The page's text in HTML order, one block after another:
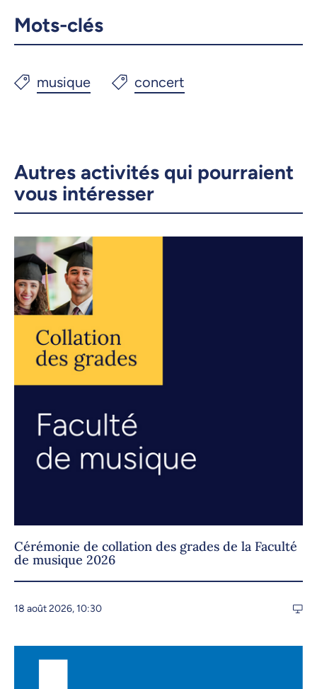
Mots-clés
Autres activités qui pourraient
vous intéresser
Cérémonie de collation des grades de la Faculté
de musique 2026
18 août 2026, 10:30